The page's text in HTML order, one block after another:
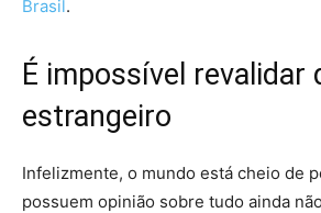
Brasil.
É impossível revalidar
estrangeiro
Infelizmente, o mundo está cheio de
possuem opinião sobre tudo ainda